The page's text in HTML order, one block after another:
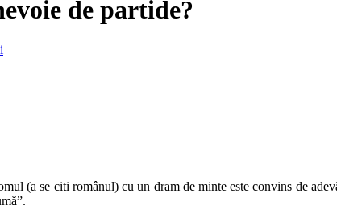
de partide?
(a se citi românul) cu un dram de minte este convins de